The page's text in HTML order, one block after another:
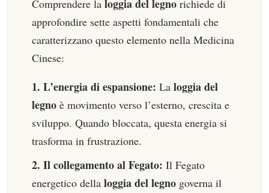
Comprendere la loggia del legno richiede di
approfondire sette aspetti fondamentali che
caratterizzano questo elemento nella Medicina
Cinese:
1. L’energia di espansione: La loggia del
legno è movimento verso l’esterno, crescita e
sviluppo. Quando bloccata, questa energia si
trasforma in frustrazione.
2. Il collegamento al Fegato: Il Fegato
energetico della loggia del legno governa il